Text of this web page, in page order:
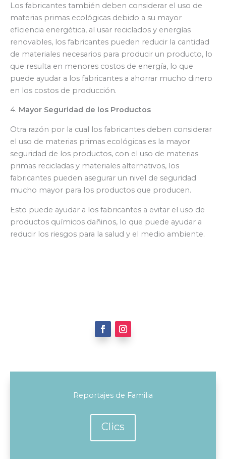
Los fabricantes también deben considerar el uso de
materias primas ecológicas debido a su mayor
eficiencia energética, al usar reciclados y energías
renovables, los fabricantes pueden reducir la cantidad
de materiales necesarios para producir un producto, lo
que resulta en menores costos de energía, lo que
puede ayudar a los fabricantes a ahorrar mucho dinero
en los costos de producción.
4. Mayor Seguridad de los Productos
Otra razón por la cual los fabricantes deben considerar
el uso de materias primas ecológicas es la mayor
seguridad de los productos, con el uso de materias
primas recicladas y materiales alternativos, los
fabricantes pueden asegurar un nivel de seguridad
mucho mayor para los productos que producen.
Esto puede ayudar a los fabricantes a evitar el uso de
productos químicos dañinos, lo que puede ayudar a
reducir los riesgos para la salud y el medio ambiente.
Reportajes de Familia
Clics